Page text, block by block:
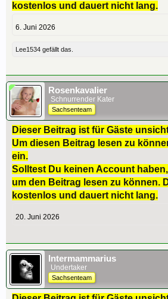
kostenlos und dauert nicht lang.
6. Juni 2026
Lee1534 gefällt das.
Rosenkavalier
Schnurrender Kater
Sachsenteam
Dieser Beitrag ist für Gäste
Um diesen Beitrag lesen zu
ein.
Solltest Du keinen Account haben,
um den Beitrag lesen zu können.
kostenlos und dauert nicht lang.
20. Juni 2026
Intermammarius
Undertaker
Sachsenteam